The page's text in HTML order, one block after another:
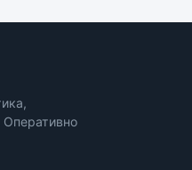
Оперативно